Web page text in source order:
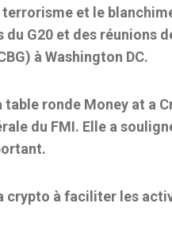
et le
du G20 et des réunions
à Washington DC.
ronde Money at a
du FMI. Elle a
crypto à faciliter les